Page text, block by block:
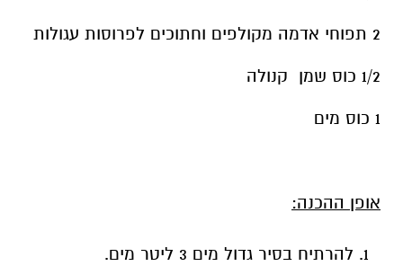
2 תפוחי אדמה מקולפים וחתוכים לפרוסות עגולות
1/2 כוס שמן קנולה
1 כוס מים
אופן ההכנה:
להרתיח בסיר גדול מים 3 ליטר מים.